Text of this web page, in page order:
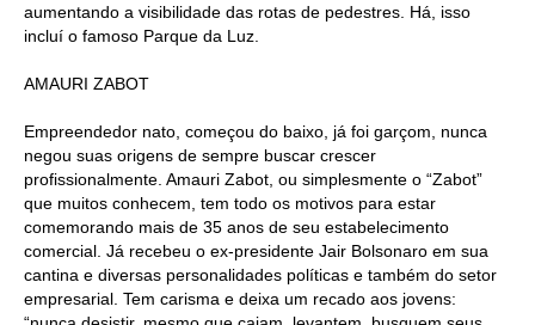
aumentando a visibilidade das rotas de pedestres. Há, isso
incluí o famoso Parque da Luz.
AMAURI ZABOT
Empreendedor nato, começou do baixo, já foi garçom, nunca
negou suas origens de sempre buscar crescer
profissionalmente. Amauri Zabot, ou simplesmente o “Zabot”
que muitos conhecem, tem todo os motivos para estar
comemorando mais de 35 anos de seu estabelecimento
comercial. Já recebeu o ex-presidente Jair Bolsonaro em sua
cantina e diversas personalidades políticas e também do setor
empresarial. Tem carisma e deixa um recado aos jovens: